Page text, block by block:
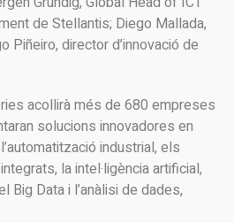
de Stellantis; Diego Mallada,
Piñeiro, director d’innovació de
acollirà més de 680 empreses
solucions innovadores en
industrial, els
la intel·ligència artificial,
Big Data i l’anàlisi de dades,